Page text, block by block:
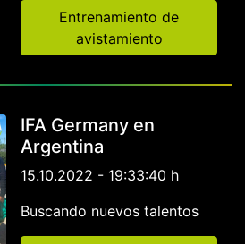
Entrenamiento de
avistamiento
IFA Germany en
Argentina
15.10.2022 - 19:33:40 h
Buscando nuevos talentos